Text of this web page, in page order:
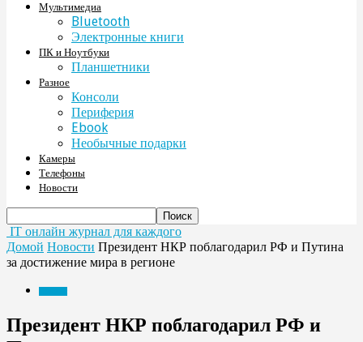
Мультимедиа
Bluetooth
Электронные книги
ПК и Ноутбуки
Планшетники
Разное
Консоли
Периферия
Ebook
Необычные подарки
Камеры
Телефоны
Новости
IT онлайн журнал для каждого
Домой Новости Президент НКР поблагодарил РФ и Путина
за достижение мира в регионе
Президент НКР поблагодарил РФ и